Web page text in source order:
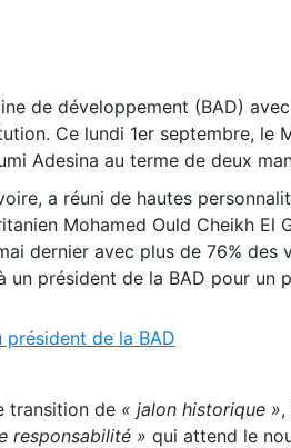
de développement (BAD)
Ce lundi 1er septembre, le
Adesina au terme de deux
a réuni de hautes
Mohamed Ould Cheikh El
dernier avec plus de 76% des
président de la BAD pour un
président de la BAD
transition de« jalon historique »,
responsabilité » qui attend le